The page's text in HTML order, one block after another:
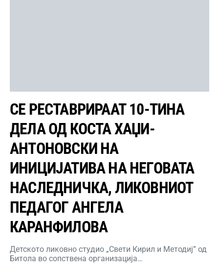
СЕ РЕСТАВРИРААТ 10-ТИНА
ДЕЛА ОД КОСТА ХАЏИ-
АНТОНОВСКИ НА
ИНИЦИЈАТИВА НА НЕГОВАТА
НАСЛЕДНИЧКА, ЛИКОВНИОТ
ПЕДАГОГ АНГЕЛА
КАРАНФИЛОВА
Детското ликовно студио „Свети Кирил и Методиј” од
Битола во сопствена организација…